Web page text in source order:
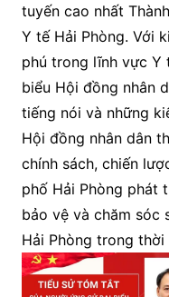
tuyến cao nhất
Y tế Hải Phòng. Với
phú trong lĩnh vực Y
biểu Hội đồng nhân
tiếng nói và những
Hội đồng nhân dân
chính sách, chiến
phố Hải Phòng phát
bảo vệ và chăm sóc
Hải Phòng trong thời